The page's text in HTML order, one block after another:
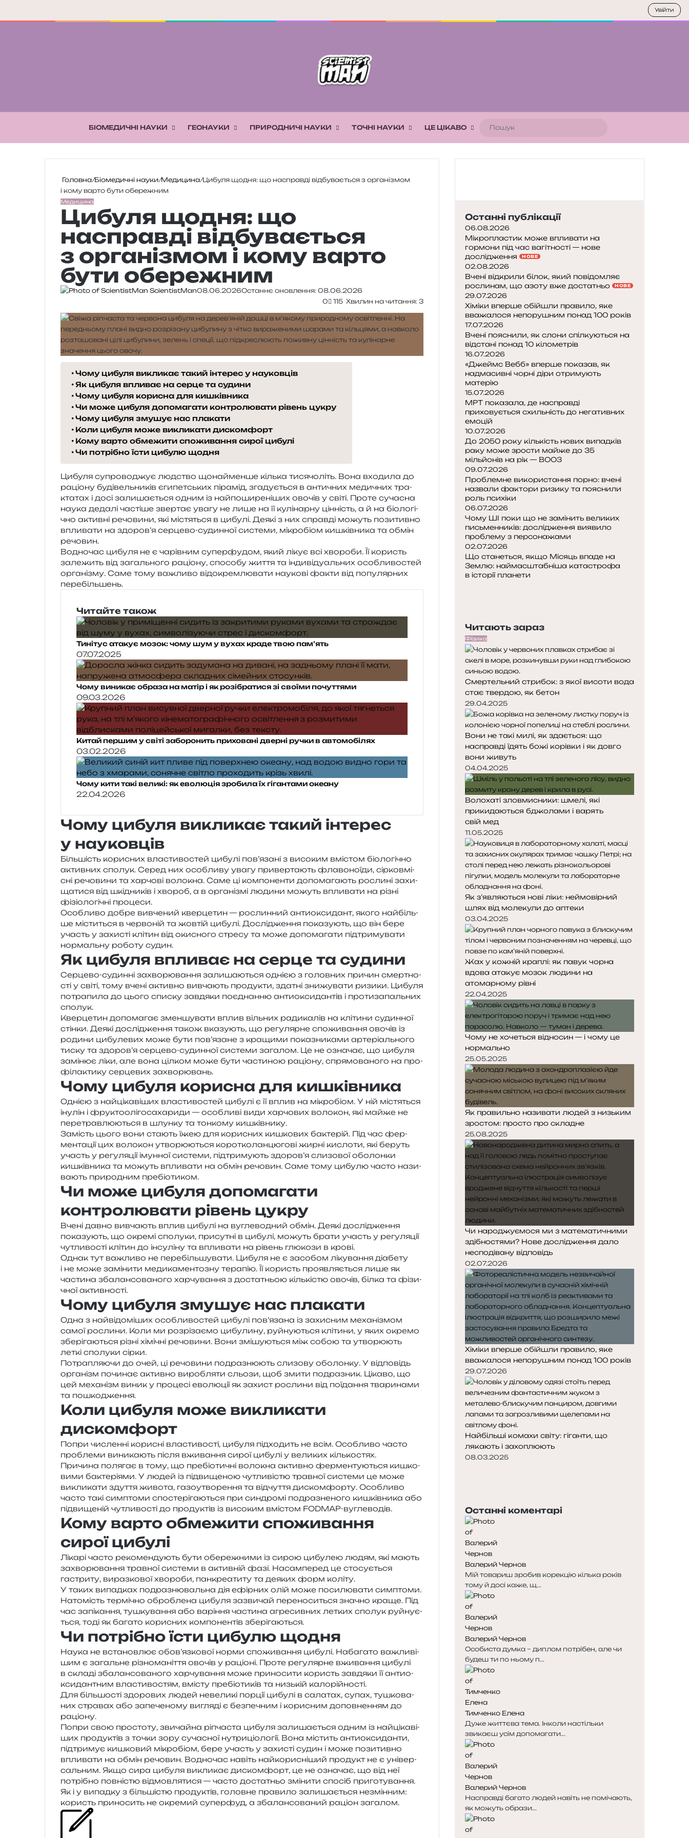
БІОМЕДИЧНІ НАУКИ ГЕОНАУКИ ПРИРОДНИЧІ НАУКИ ТОЧНІ НАУКИ ЦЕ ЦІКАВО
Головна/Біомедичні науки/Медицина/Цибуля щодня: що насправді відбувається з організмом
і кому варто бути обережним
Медицина
Цибуля щодня: що
насправді відбувається
з організмом і кому варто
бути обережним
ScientistMan08.06.2026Останнє оновлення: 08.06.2026
0
115 Хвилин на читання: 3
Чому цибуля викликає такий інтерес у науковців
Як цибуля впливає на серце та судини
Чому цибуля корисна для кишківника
Чи може цибуля допомагати контролювати рівень цукру
Чому цибуля змушує нас плакати
Коли цибуля може викликати дискомфорт
Кому варто обмежити споживання сирої цибулі
Чи потрібно їсти цибулю щодня
Цибуля супро­во­джує люд­ство щонай­мен­ше кіль­ка тися­чо­літь. Вона вхо­ди­ла до
раціо­ну буді­вель­ни­ків єги­пет­ських піра­мід, зга­ду­є­ться в анти­чних меди­чних тра­
кта­тах і досі зали­ша­є­ться одним із най­по­ши­ре­ні­ших ово­чів у світі. Проте суча­сна
наука деда­лі часті­ше звер­тає увагу не лише на її кулі­нар­ну цін­ність, а й на біо­ло­гі­
чно актив­ні речо­ви­ни, які містя­ться в цибу­лі. Деякі з них справ­ді можуть пози­тив­но
впли­ва­ти на здоров’я сер­це­во-судин­ної систе­ми, мікро­біом кишків­ни­ка та обмін
речовин.
Водночас цибу­ля не є чарів­ним супер­фу­дом, який лікує всі хво­ро­би. Її користь
зале­жить від загаль­но­го раціо­ну, спосо­бу життя та інди­ві­ду­аль­них осо­бли­во­стей
орга­ні­зму. Саме тому важли­во від­окрем­лю­ва­ти нау­ко­ві факти від попу­ляр­них
перебільшень.
Читайте також
Тинітус атакує мозок: чому шум у вухах краде твою пам’ять
07.07.2025
Чому виникає образа на матір і як розібратися зі своїми почуттями
09.03.2026
Китай першим у світі заборонить приховані дверні ручки в автомобілях
03.02.2026
Чому кити такі великі: як еволюція зробила їх гігантами океану
22.04.2026
Чому цибуля викликає такий інтерес
у науковців
Більшість кори­сних вла­сти­во­стей цибу­лі пов’язані з висо­ким вмі­стом біо­ло­гі­чно
актив­них спо­лук. Серед них осо­бли­ву увагу при­вер­та­ють фла­во­но­їди, сір­ков­мі­
сні речо­ви­ни та хар­чо­ві воло­кна. Саме ці ком­по­нен­ти допо­ма­га­ють росли­ні захи­
ща­ти­ся від шкі­дни­ків і хво­роб, а в орга­ні­змі люди­ни можуть впли­ва­ти на різні
фізіо­ло­гі­чні процеси.
Особливо добре вивче­ний квер­це­тин — рослин­ний анти­о­кси­дант, якого най­біль­
ше місти­ться в чер­во­ній та жов­тій цибу­лі. Дослідження пока­зу­ють, що він бере
участь у захи­сті клі­тин від оки­сно­го стре­су та може допо­ма­га­ти під­три­му­ва­ти
нор­маль­ну робо­ту судин.
Як цибуля впливає на серце та судини
Серцево-судин­ні захво­рю­ва­н­ня зали­ша­ю­ться одні­єю з голов­них при­чин смер­тно­
сті у світі, тому вчені актив­но вивча­ють про­ду­кти, зда­тні зни­жу­ва­ти ризи­ки. Цибуля
потра­пи­ла до цього спи­ску зав­дя­ки поєд­нан­ню анти­о­кси­дан­тів і про­ти­за­паль­них
сполук.
Кверцетин допо­ма­гає змен­шу­ва­ти вплив віль­них ради­ка­лів на клі­ти­ни судин­ної
стін­ки. Деякі дослі­дже­н­ня також вка­зу­ють, що регу­ляр­не спо­жи­ва­н­ня ово­чів із
роди­ни цибу­ле­вих може бути пов’язане з кра­щи­ми пока­зни­ка­ми арте­рі­аль­но­го
тиску та здоров’я сер­це­во-судин­ної систе­ми зага­лом. Це не озна­чає, що цибу­ля
замі­нює ліки, але вона ціл­ком може бути части­ною раціо­ну, спря­мо­ва­но­го на про­
фі­ла­кти­ку сер­це­вих захворювань.
Чому цибуля корисна для кишківника
Однією з най­ці­ка­ві­ших вла­сти­во­стей цибу­лі є її вплив на мікро­біом. У ній містя­ться
іну­лін і фру­кто­о­лі­го­са­ха­ри­ди — осо­бли­ві види хар­чо­вих воло­кон, які майже не
пере­трав­лю­ю­ться в шлун­ку та тон­ко­му кишківнику.
Замість цього вони ста­ють їжею для кори­сних кишко­вих бакте­рій. Під час фер­
мен­та­ції цих воло­кон утво­рю­ю­ться коро­тко­лан­цю­го­ві жирні кисло­ти, які беруть
участь у регу­ля­ції імун­ної систе­ми, під­три­му­ють здоров’я сли­зо­вої обо­лон­ки
кишків­ни­ка та можуть впли­ва­ти на обмін речо­вин. Саме тому цибу­лю часто нази­
ва­ють при­ро­дним пребіотиком.
Чи може цибуля допомагати
контролювати рівень цукру
Вчені давно вивча­ють вплив цибу­лі на вугле­во­дний обмін. Деякі дослі­дже­н­ня
пока­зу­ють, що окре­мі спо­лу­ки, при­су­тні в цибу­лі, можуть брати участь у регу­ля­ції
чутли­во­сті клі­тин до інсу­лі­ну та впли­ва­ти на рівень глю­ко­зи в крові.
Однак тут важли­во не пере­біль­шу­ва­ти. Цибуля не є засо­бом ліку­ва­н­ня діа­бе­ту
і не може замі­ни­ти меди­ка­мен­то­зну тера­пію. Її користь про­яв­ля­є­ться лише як
части­на зба­лан­со­ва­но­го хар­чу­ва­н­ня з доста­тньою кіль­кі­стю ово­чів, білка та фізи­
чної активності.
Чому цибуля змушує нас плакати
Одна з най­ві­до­мі­ших осо­бли­во­стей цибу­лі пов’язана із захи­сним меха­ні­змом
самої росли­ни. Коли ми роз­рі­за­є­мо цибу­ли­ну, руй­ну­ю­ться клі­ти­ни, у яких окре­мо
збе­рі­га­ю­ться різні хімі­чні речо­ви­ни. Вони змі­шу­ю­ться між собою та утво­рю­ють
леткі спо­лу­ки сірки.
Потрапляючи до очей, ці речо­ви­ни подра­зню­ють сли­зо­ву обо­лон­ку. У від­по­відь
орга­нізм почи­нає актив­но виро­бля­ти сльо­зи, щоб змити подра­зник. Цікаво, що
цей меха­нізм виник у про­це­сі ево­лю­ції як захист росли­ни від поїда­н­ня тва­ри­на­ми
та пошкодження.
Коли цибуля може викликати
дискомфорт
Попри числен­ні кори­сні вла­сти­во­сті, цибу­ля під­хо­дить не всім. Особливо часто
про­бле­ми вини­ка­ють після вжи­ва­н­ня сирої цибу­лі у вели­ких кількостях.
Причина поля­гає в тому, що пре­біо­ти­чні воло­кна актив­но фер­мен­ту­ю­ться кишко­
ви­ми бакте­рі­я­ми. У людей із під­ви­ще­ною чутли­ві­стю трав­ної систе­ми це може
викли­ка­ти зду­т­тя живо­та, газо­утво­ре­н­ня та від­чу­т­тя дис­ком­фор­ту. Особливо
часто такі сим­пто­ми спо­сте­рі­га­ю­ться при син­дро­мі подра­зне­но­го кишків­ни­ка або
під­ви­ще­ній чутли­во­сті до про­ду­ктів із висо­ким вмі­стом FODMAP-вуглеводів.
Кому варто обмежити споживання
сирої цибулі
Лікарі часто реко­мен­ду­ють бути обе­ре­жни­ми із сирою цибу­лею людям, які мають
захво­рю­ва­н­ня трав­ної систе­ми в актив­ній фазі. Насамперед це сто­су­є­ться
гастри­ту, вираз­ко­вої хво­ро­би, пан­кре­а­ти­ту та деяких форм коліту.
У таких випад­ках подра­зню­валь­на дія ефір­них олій може поси­лю­ва­ти сим­пто­ми.
Натомість тер­мі­чно обро­бле­на цибу­ля зазви­чай пере­но­си­ться зна­чно краще. Під
час запі­ка­н­ня, тушку­ва­н­ня або варі­н­ня части­на агре­сив­них летких спо­лук руй­ну­є­
ться, тоді як бага­то кори­сних ком­по­нен­тів зберігаються.
Чи потрібно їсти цибулю щодня
Наука не вста­нов­лює обов’язкової норми спо­жи­ва­н­ня цибу­лі. Набагато важли­ві­
шим є загаль­не різно­ма­ні­т­тя ово­чів у раціо­ні. Проте регу­ляр­не вжи­ва­н­ня цибу­лі
в скла­ді зба­лан­со­ва­но­го хар­чу­ва­н­ня може при­но­си­ти користь зав­дя­ки її анти­о­
кси­дан­тним вла­сти­во­стям, вмі­сту пре­біо­ти­ків та низь­кій калорійності.
Для біль­шо­сті здо­ро­вих людей неве­ли­кі пор­ції цибу­лі в сала­тах, супах, тушко­ва­
них стра­вах або запе­че­но­му вигля­ді є без­пе­чним і кори­сним допов­не­н­ням до
раціону.
Попри свою про­сто­ту, зви­чай­на ріпча­ста цибу­ля зали­ша­є­ться одним із най­ці­ка­ві­
ших про­ду­ктів з точки зору суча­сної нутри­ці­о­ло­гії. Вона містить анти­о­кси­дан­ти,
під­три­мує кишко­вий мікро­біом, бере участь у захи­сті судин і може пози­тив­но
впли­ва­ти на обмін речо­вин. Водночас навіть най­ко­ри­сні­ший про­дукт не є уні­вер­
саль­ним. Якщо сира цибу­ля викли­кає дис­ком­форт, це не озна­чає, що від неї
потрі­бно пов­ні­стю від­мов­ля­ти­ся — часто доста­тньо змі­ни­ти спо­сіб при­го­ту­ва­н­ня.
Як і у випад­ку з біль­ші­стю про­ду­ктів, голов­не пра­ви­ло зали­ша­є­ться незмін­ним:
користь при­но­сить не окре­мий супер­фуд, а зба­лан­со­ва­ний раціон загалом.
Останні публікації
06.08.2026
Мікропластик може впливати на
гормони під час вагітності — нове
дослідження
НОВЕ
02.08.2026
Вчені відкрили білок, який повідомляє
рослинам, що азоту вже достатньо
НОВЕ
29.07.2026
Хіміки вперше обійшли правило, яке
вважалося непорушним понад 100 років
17.07.2026
Вчені пояснили, як слони спілкуються на
відстані понад 10 кілометрів
16.07.2026
«Джеймс Вебб» вперше показав, як
надмасивні чорні діри отримують
матерію
15.07.2026
МРТ показала, де насправді
приховується схильність до негативних
емоцій
10.07.2026
До 2050 року кількість нових випадків
раку може зрости майже до 35
мільйонів на рік — ВООЗ
09.07.2026
Проблемне використання порно: вчені
назвали фактори ризику та пояснили
роль психіки
06.07.2026
Чому ШІ поки що не замінить великих
письменників: дослідження виявило
проблему з персонажами
02.07.2026
Що станеться, якщо Місяць впаде на
Землю: наймасштабніша катастрофа
в історії планети
Читають зараз
Фізика
Смертельний стрибок: з якої висоти вода
стає твердою, як бетон
29.04.2025
Вони не такі милі, як здається: що
насправді їдять божі корівки і як довго
вони живуть
04.04.2025
Волохаті зловмисники: шмелі, які
прикидаються бджолами і варять
свій мед
11.05.2025
Як з’являються нові ліки: неймовірний
шлях від молекули до аптеки
03.04.2025
Жах у кожній краплі: як павук чорна
вдова атакує мозок людини на
атомарному рівні
22.04.2025
Чому не хочеться відносин — і чому це
нормально
25.05.2025
Як правильно називати людей з низьким
зростом: просто про складне
25.08.2025
Чи народжуємося ми з математичними
здібностями? Нове дослідження дало
несподівану відповідь
02.07.2026
Хіміки вперше обійшли правило, яке
вважалося непорушним понад 100 років
29.07.2026
Найбільші комахи світу: гіганти, що
лякають і захоплюють
08.03.2025
Останні коментарі
Валерий Чернов
Мій товариш зробив корекцію кілька років
тому й досі каже, щ...
Валерий Чернов
Особиста думка – диплом потрібен, але чи
будеш ти по ньому п...
Тимченко Елена
Дуже життєва тема. Інколи настільки
звикаєш усім допомагати...
Валерий Чернов
Насправді багато людей навіть не помічають,
як можуть образи...
Увійти